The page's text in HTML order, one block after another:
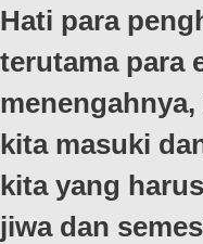
Hati para
terutama para
kita masuki
kita yang
jiwa dan